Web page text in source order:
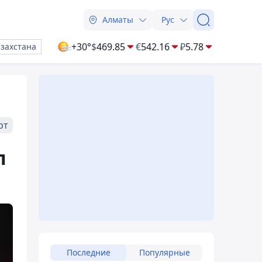
Алматы Рус
+30°$469.85 €542.16 ₽5.78
Последние Популярные